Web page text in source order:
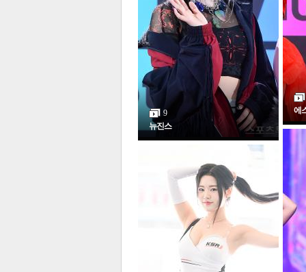
9
뉴진스
에